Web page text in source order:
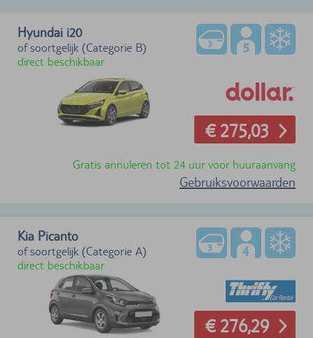
Hyundai i20
of soortgelijk (Categorie B)
direct beschikbaar
€ 275,03
Gratis annuleren tot 24 uur voor huuraanvang
Gebruiksvoorwaarden
Kia Picanto
of soortgelijk (Categorie A)
direct beschikbaar
€ 276,29